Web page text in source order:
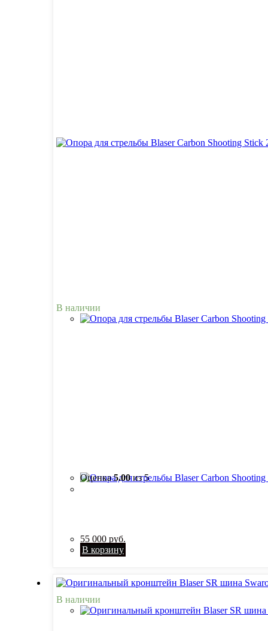
В наличии
Оценка5.00из 5
55 000 руб.
В корзину
В наличии